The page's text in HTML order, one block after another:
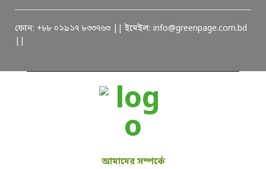
ফোন: +৮৮ ০১৯১৭ ৮৩৩৭৬৩ || ইমেইল: info@greenpage.com.bd
আমাদের সম্পর্কে